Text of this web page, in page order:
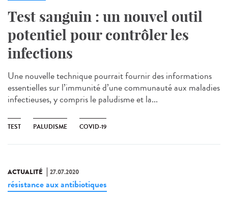
Test sanguin : un nouvel outil
potentiel pour contrôler les
infections
Une nouvelle technique pourrait fournir des informations
essentielles sur l’immunité d’une communauté aux maladies
infectieuses, y compris le paludisme et la...
TEST PALUDISME COVID-19
ACTUALITÉ 27.07.2020
résistance aux antibiotiques